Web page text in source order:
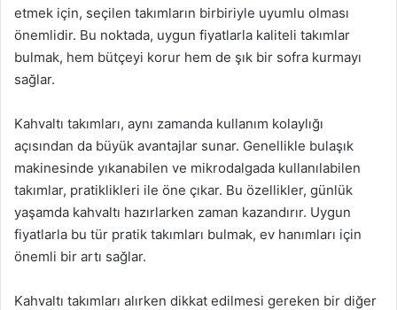
etmek için, seçilen takımların birbiriyle uyumlu olması
önemlidir. Bu noktada, uygun fiyatlarla kaliteli takımlar
bulmak, hem bütçeyi korur hem de şık bir sofra kurmayı
sağlar.
Kahvaltı takımları, aynı zamanda kullanım kolaylığı
açısından da büyük avantajlar sunar. Genellikle bulaşık
makinesinde yıkanabilen ve mikrodalgada kullanılabilen
takımlar, pratiklikleri ile öne çıkar. Bu özellikler, günlük
yaşamda kahvaltı hazırlarken zaman kazandırır. Uygun
fiyatlarla bu tür pratik takımları bulmak, ev hanımları için
önemli bir artı sağlar.
Kahvaltı takımları alırken dikkat edilmesi gereken bir diğer